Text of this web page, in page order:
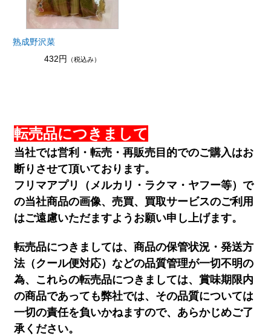
熟成野沢菜
432円
（税込み）
転売品につきまして
当社では営利・転売・再販売目的でのご購入はお
断りさせて頂いております。
フリマアプリ（メルカリ・ラクマ・ヤフー等）で
の当社商品の画像、売買、買取サービスのご利用
はご遠慮いただますようお願い申し上げます。
転売品につきましては、商品の保管状況・発送方
法（クール便対応）などの品質管理が一切不明の
為、これらの転売品につきましては、賞味期限内
の商品であっても弊社では、その品質については
一切の責任を負いかねますので、あらかじめご了
承ください。